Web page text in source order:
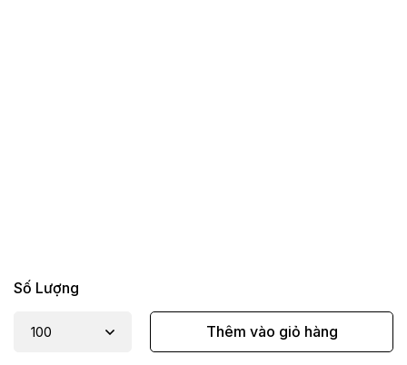
Số Lượng
Thêm vào giỏ hàng